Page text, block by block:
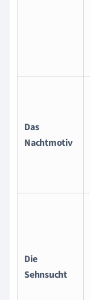
Das
Nachtmotiv
Die
Sehnsucht